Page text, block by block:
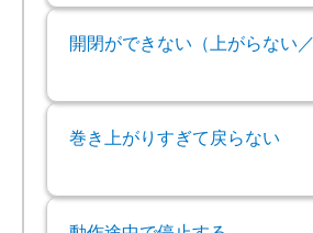
開閉ができない（上がらない
巻き上がりすぎて戻らない